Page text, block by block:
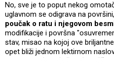
No, sve je to poput nekog
uglavnom se odigrava na površini,
poučak o ratu i njegovom
modifikacije i površna
stav, misao na kojoj ove
opet bliži jednom lektirnom